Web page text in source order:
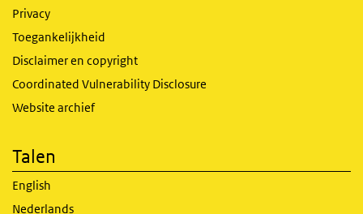
Privacy
Toegankelijkheid
Disclaimer en copyright
Coordinated Vulnerability Disclosure
Website archief
Talen
English
Nederlands